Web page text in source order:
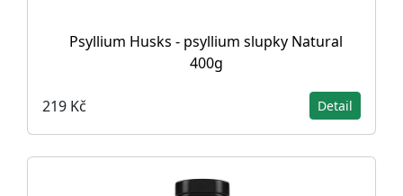
Psyllium Husks - psyllium slupky Natural
400g
219 Kč Detail